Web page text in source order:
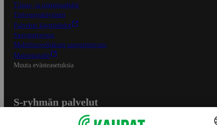
Tilaus- ja toimitusehdot
Tietosuojakäytäntö
Palvelun käyttöehdot
Saavutettavuus
Mobiilisovelluksen saavutettavuus
Mainostajalle
Muuta evästeasetuksia
S-ryhmän palvelut